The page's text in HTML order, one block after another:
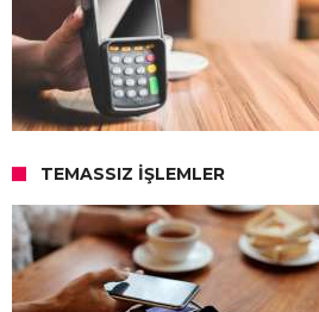
TEMASSIZ İŞLEMLER